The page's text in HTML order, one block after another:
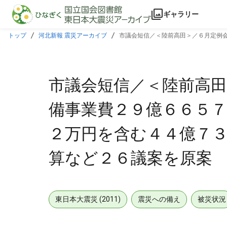
本文に飛ぶ
ギャラリー
トップ 河北新報 震災アーカイブ
市議会短信／＜陸前高田＞／６月定例
市議会短信／＜陸前高
備事業費２９億６６５
２万円を含む４４億７
算など２６議案を原案
東日本大震災 (2011) 震災への備え 被災状況